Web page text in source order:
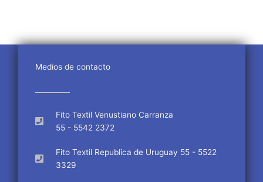
Medios de contacto
Fito Textil Venustiano Carranza
55 - 5542 2372
Fito Textil Republica de Uruguay 55 - 5522
3329